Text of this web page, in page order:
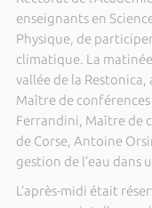
enseignants en
Physique, de
climatique. La
vallée de la
Maître de
Ferrandini, Maître de
de Corse, Antoine
gestion de l’eau dans
L’après-midi était